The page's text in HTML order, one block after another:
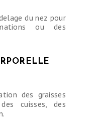
du nez pour
ou des
des graisses
cuisses, des